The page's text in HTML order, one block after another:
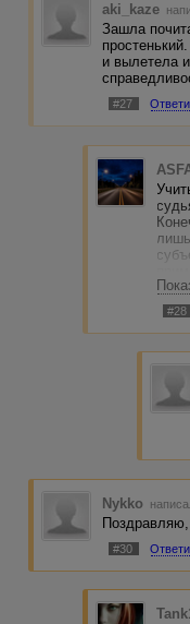
aki_kaze
Зашла
и вылетела
#27
#28
Nykko
#30